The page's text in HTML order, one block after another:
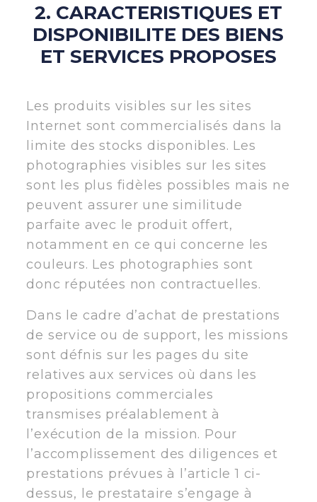
2. CARACTERISTIQUES ET
DISPONIBILITE DES BIENS
ET SERVICES PROPOSES
Les produits visibles sur les sites
Internet sont commercialisés dans la
limite des stocks disponibles. Les
photographies visibles sur les sites
sont les plus fidèles possibles mais ne
peuvent assurer une similitude
parfaite avec le produit offert,
notamment en ce qui concerne les
couleurs. Les photographies sont
donc réputées non contractuelles.
Dans le cadre d’achat de prestations
de service ou de support, les missions
sont défnis sur les pages du site
relatives aux services où dans les
propositions commerciales
transmises préalablement à
l’exécution de la mission. Pour
l’accomplissement des diligences et
prestations prévues à l’article 1 ci-
dessus, le prestataire s’engage à